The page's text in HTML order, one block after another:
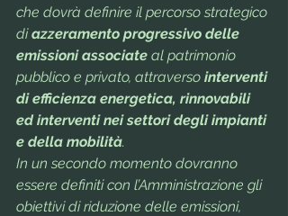
che dovrà definire il percorso strategico
di azzeramento progressivo delle
emissioni associate al patrimonio
pubblico e privato, attraverso interventi
di efficienza energetica, rinnovabili
ed interventi nei settori degli impianti
e della mobilità.
In un secondo momento dovranno
essere definiti con l’Amministrazione gli
obiettivi di riduzione delle emissioni,